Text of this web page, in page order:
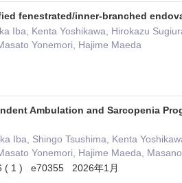
fenestrated/inner-branched
Iba, Kenta Yoshikawa, Hirokazu
Yonemori, Hajime Maeda
Ambulation and Sarcopenia
Iba, Shingo Tsushima, Kenta
Yonemori, Hajime Maeda,
( 1 ) e70355 2026年1月